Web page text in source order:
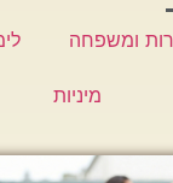
ומשפחה
מיניות